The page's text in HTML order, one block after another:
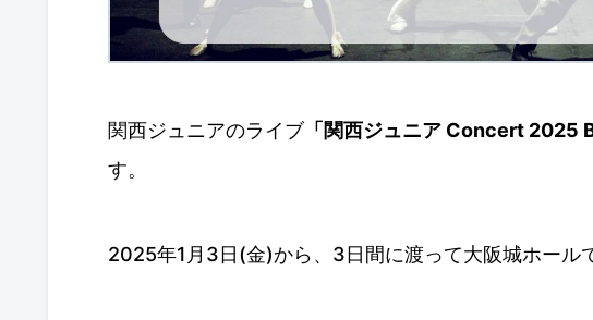
関西ジュニアのライブ「関西ジュニア Concert 2025
す。
2025年1月3日(金)から、3日間に渡って大阪城ホール